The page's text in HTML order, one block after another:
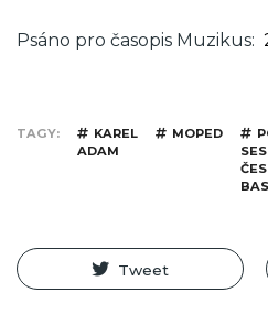
Psáno pro časopis Muzikus
TAGY
KAREL
ADAM
MOPED
Tweet